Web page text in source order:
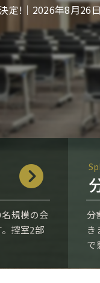
定!｜2026年8月26
規模の会
控室2部
分
き
で